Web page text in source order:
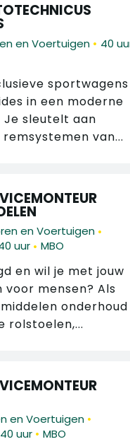
en Voertuigen • 40
sportwagens
in een moderne
sleutelt aan
van...
en Voertuigen •
uur • MBO
en wil je met jouw
mensen? Als
onderhoud
rolstoelen,...
en Voertuigen •
40 uur • MBO